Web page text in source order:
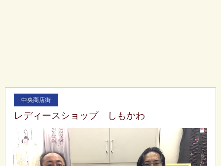
中央商店街
レディースショップ しもかわ